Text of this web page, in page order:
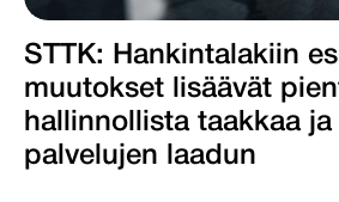
STTK: Hankintalakiin
muutokset lisäävät
hallinnollista taakkaa ja
palvelujen laadun